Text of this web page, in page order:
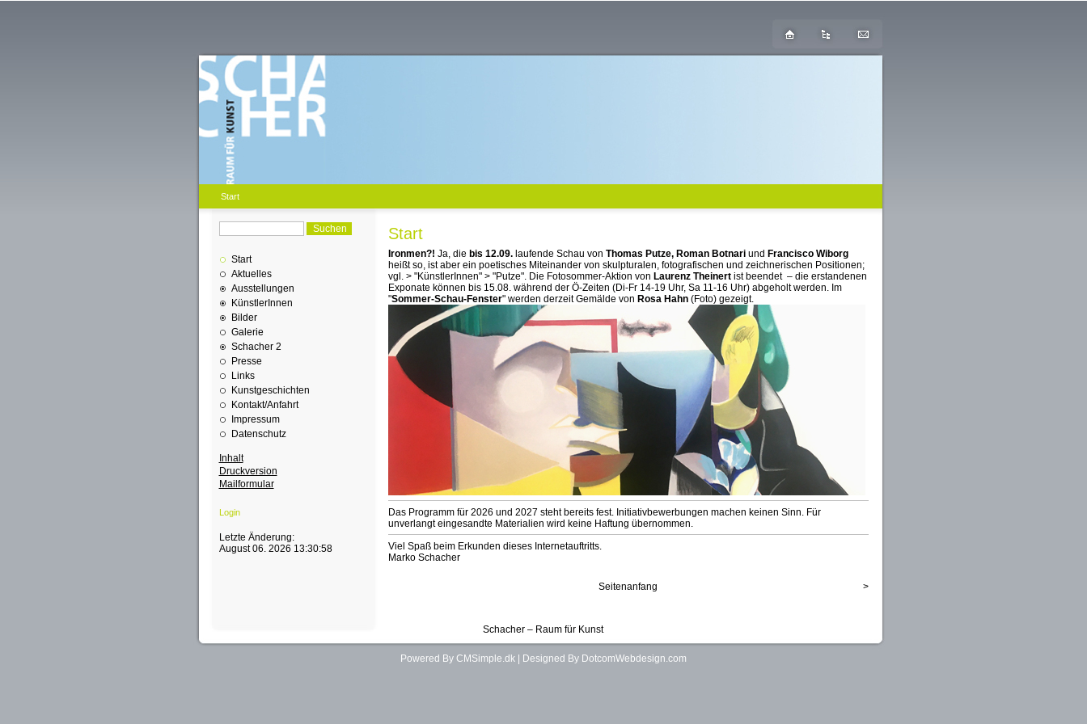
Start
Start
Aktuelles
Ausstellungen
KünstlerInnen
Bilder
Galerie
Schacher 2
Presse
Links
Kunstgeschichten
Kontakt/Anfahrt
Impressum
Datenschutz
Inhalt
Druckversion
Mailformular
Login
Letzte Änderung:
August 06. 2026 13:30:58
Start
Ironmen?! Ja, die bis 12.09.laufende Schau von Thomas Putze, Roman Botnari und Francisco Wiborg
heißt so, ist aber ein poetisches Miteinander von skulpturalen, fotografischen und zeichnerischen Positionen;
vgl. > "KünstlerInnen" > "Putze". Die Fotosommer-Aktion von Laurenz Theinertist beendet – die erstandenen
Exponate können bis 15.08. während der Ö-Zeiten (Di-Fr 14-19 Uhr, Sa 11-16 Uhr) abgeholt werden. Im
"Sommer-Schau-Fenster" werden derzeit Gemälde von Rosa Hahn (Foto) gezeigt.
Das Programm für 2026 und 2027 steht bereits fest. Initiativbewerbungen machen keinen Sinn. Für
unverlangt eingesandte Materialien wird keine Haftung übernommen.
Viel Spaß beim Erkunden dieses Internetauftritts.
Marko Schacher
Seitenanfang >
Schacher – Raum für Kunst
Powered By CMSimple.dk | Designed By DotcomWebdesign.com